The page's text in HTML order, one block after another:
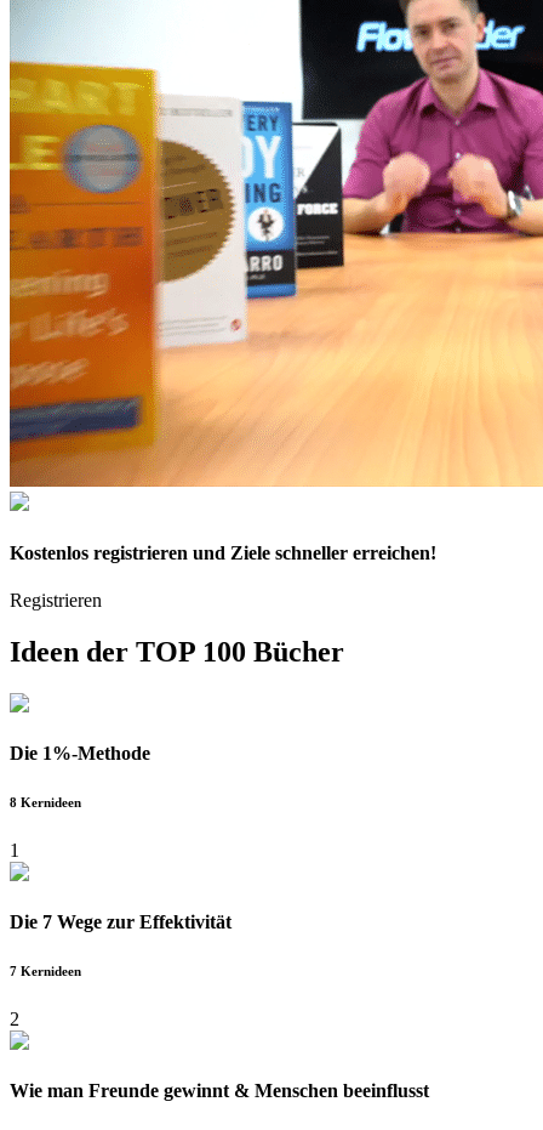
Kostenlos registrieren und Ziele schneller erreichen!
Registrieren
Ideen der TOP 100 Bücher
Die 1%-Methode
8 Kernideen
1
Die 7 Wege zur Effektivität
7 Kernideen
2
Wie man Freunde gewinnt & Menschen beeinflusst